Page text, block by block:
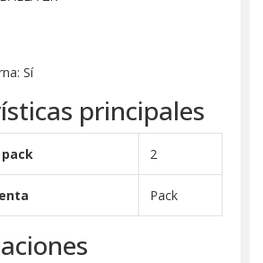
Sí
principales
2
Pack